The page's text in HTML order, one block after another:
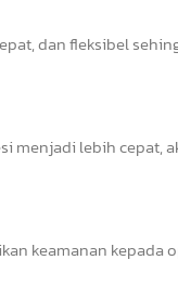
dan fleksibel
menjadi lebih cepat,
keamanan kepada